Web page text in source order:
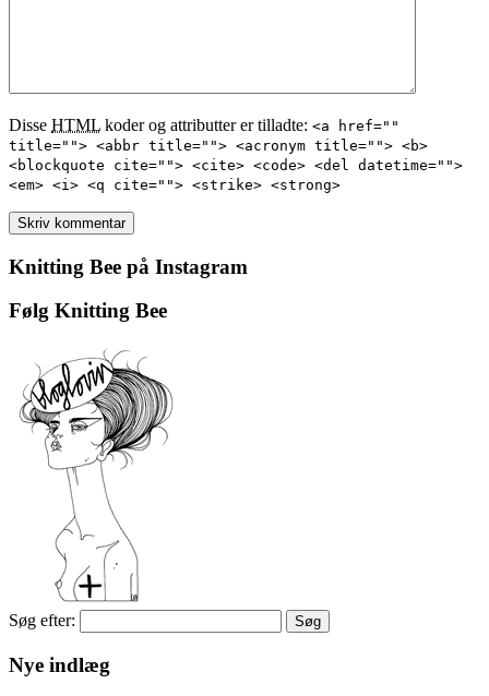
Disse HTML koder og attributter er tilladte: <a href=""
title=""> <abbr title=""> <acronym title=""> <b>
<blockquote cite=""> <cite> <code> <del datetime="">
<em> <i> <q cite=""> <strike> <strong>
Knitting Bee på Instagram
Følg Knitting Bee
Søg efter:
Nye indlæg